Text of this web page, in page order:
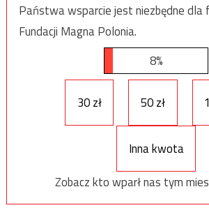
Państwa wsparcie jest niezbędne dla
Fundacji Magna Polonia.
8%
30 zł 50 zł
Inna kwota
Zobacz kto wparł nas tym